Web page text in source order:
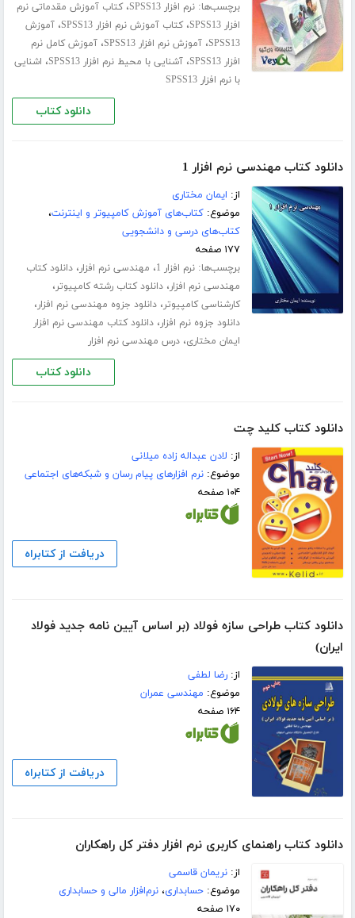
برچسب‌ها:نرم افزار SPSS13 ،کتاب آموزش مقدماتی نرم
افزار SPSS13
،کتاب آموزش نرم افزار SPSS13 ،آموزش
SPSS13،آموزش نرم افزار SPSS13 ،آموزش کامل نرم
افزار SPSS13
،آشنایی با محیط نرم افزار SPSS13 ، اشنایی
با نرم افزار SPSS13
دانلود کتاب
دانلود کتاب مهندسی نرم افزار 1
از: ایمان مختاری
موضوع:کتاب‌های آموزش کامپیوتر و اینترنت،
کتاب‌های درسی و دانشجویی
۱۷۷ صفحه
برچسب‌ها:نرم افزار 1 ، مهندسی نرم افزار،دانلود کتاب
مهندسی نرم افزار،دانلود کتاب رشته کامپیوتر،
کارشناسی کامپیوتر،دانلود جزوه مهندسی نرم افزار،
دانلود جزوه نرم افزار،دانلود کتاب مهندسی نرم افزار
ایمان مختاری،درس مهندسی نرم افزار
دانلود کتاب
دانلود کتاب کلید چت
از: لادن عبداله زاده میلانی
موضوع:نرم افزارهای پیام رسان و شبکه‌های اجتماعی
۱۰۴ صفحه
دریافت از کتابراه
دانلود کتاب طراحی سازه‌ فولاد (بر اساس آیین نامه جدید فولاد
ایران)
از:رضا لطفی
موضوع: مهندسی عمران
۱۶۴ صفحه
دریافت از کتابراه
دانلود کتاب راهنمای کاربری نرم افزار دفتر کل راهکاران
از:نریمان قاسمی
موضوع:حسابداری،نرم‌افزار مالی و حسابداری
۱۷۰ صفحه